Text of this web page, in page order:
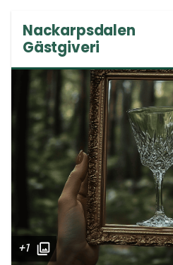
+1
Nackarpsdalen
Gästgiveri